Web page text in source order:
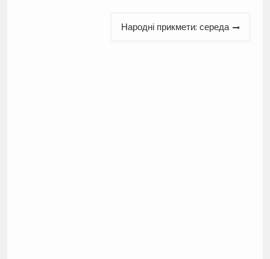
Народні прикмети: середа